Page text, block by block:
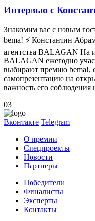
Интервью с
Знакомим вас с новым
bema! ⚡ Константин
агентства BALAGAN На
BALAGAN ежегодно
выбирают премию bema!,
самопрезентацию на
важность его соблюдения
03
Вконтакте Telegram
О премии
Спецпроекты
Новости
Партнеры
Победители
Финалисты
Эксперты
Контакты